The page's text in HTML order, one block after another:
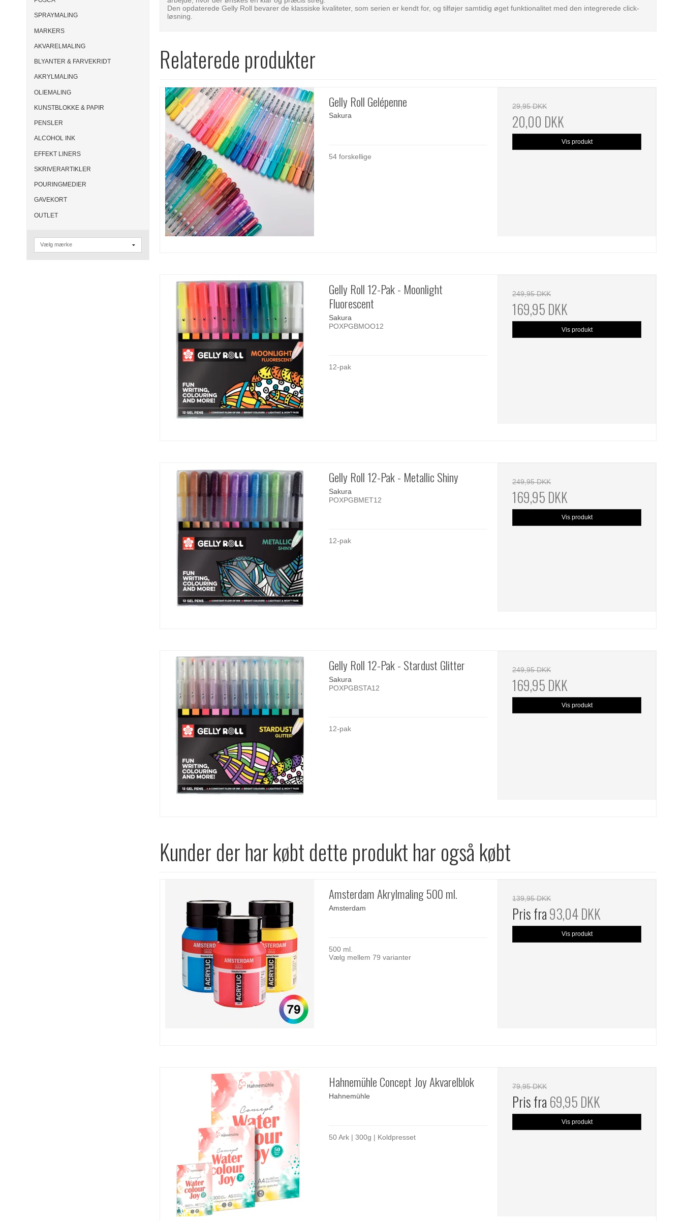
SPRAYMALING
MARKERS
AKVARELMALING
BLYANTER & FARVEKRIDT
AKRYLMALING
OLIEMALING
KUNSTBLOKKE & PAPIR
PENSLER
ALCOHOL INK
EFFEKT LINERS
SKRIVERARTIKLER
POURINGMEDIER
GAVEKORT
OUTLET
Den opdaterede Gelly Roll bevarer de klassiske kvaliteter, som serien er kendt for, og tilføjer samtidig øget funktionalitet med den integrerede click-
løsning.
Relaterede produkter
Gelly Roll Gelépenne
Sakura
54 forskellige
29,95 DKK
20,00 DKK
Vis produkt
Gelly Roll 12-Pak - Moonlight
Fluorescent
Sakura
POXPGBMOO12
12-pak
249,95 DKK
169,95 DKK
Vis produkt
Gelly Roll 12-Pak - Metallic Shiny
Sakura
POXPGBMET12
12-pak
249,95 DKK
169,95 DKK
Vis produkt
Gelly Roll 12-Pak - Stardust Glitter
Sakura
POXPGBSTA12
12-pak
249,95 DKK
169,95 DKK
Vis produkt
Kunder der har købt dette produkt har også købt
Amsterdam Akrylmaling 500 ml.
Amsterdam
500 ml.
Vælg mellem 79 varianter
139,95 DKK
Pris fra93,04 DKK
Vis produkt
Hahnemühle Concept Joy Akvarelblok
Hahnemühle
50 Ark | 300g | Koldpresset
79,95 DKK
Pris fra 69,95 DKK
Vis produkt